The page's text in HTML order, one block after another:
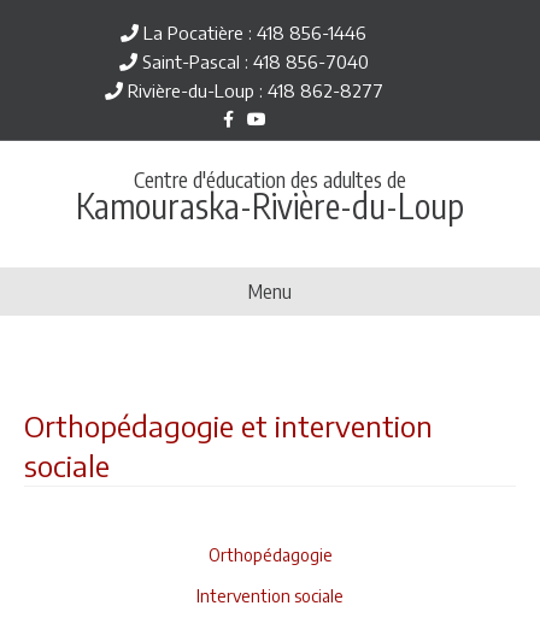
La Pocatière : 418 856-1446
Saint-Pascal : 418 856-7040
Rivière-du-Loup : 418 862-8277
Facebook
Youtube
Centre d'éducation des adultes de
Kamouraska-Rivière-du-Loup
Menu
Orthopédagogie et intervention
sociale
Orthopédagogie
Intervention sociale